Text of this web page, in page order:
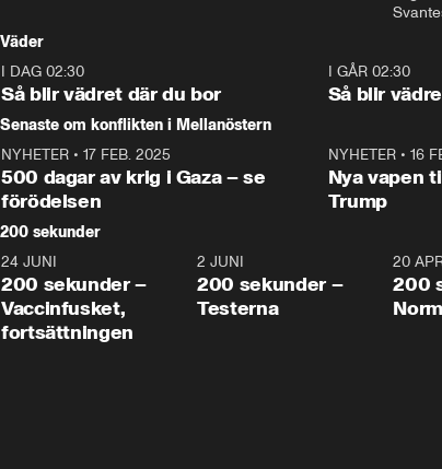
tonårsutvisningarna och hur
Moderaterna ska locka
väljare till valet i höst.
Väder
I DAG 02:30
Så blir vädret där du bor
I GÅR 02:30
Så blir
Senaste om konflikten i Mellanöstern
NYHETER • 17 FEB. 2025
500 dagar av krig i Gaza – se
förödelsen
NYHETER• 16
Nya vapen
Trump
200 sekunder
5:00
24 JUNI
200 sekunder –
Vaccinfusket,
fortsättningen
4:23
2 JUNI
200 sekunder –
Testerna
20
200